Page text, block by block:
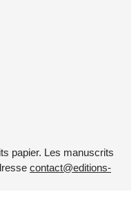
papier. Les manuscrits
contact@editions-